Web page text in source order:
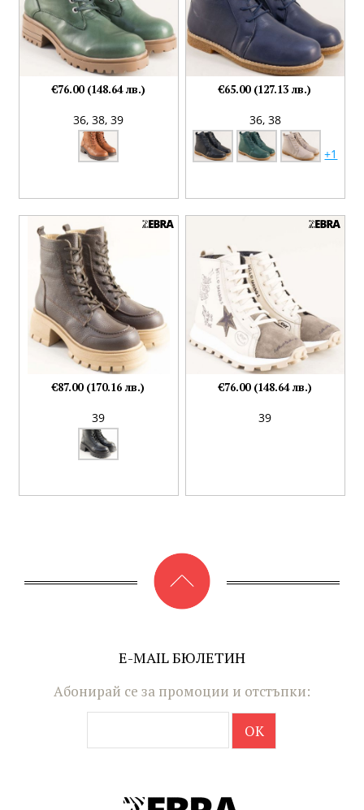
36,38,39
€76.00 (148.64 лв.)
36, 38
+1
€65.00 (127.13 лв.)
39
€87.00 (170.16 лв.)
39
€76.00 (148.64 лв.)
E-MAIL БЮЛЕТИН
Абонирай се за промоции и отстъпки: